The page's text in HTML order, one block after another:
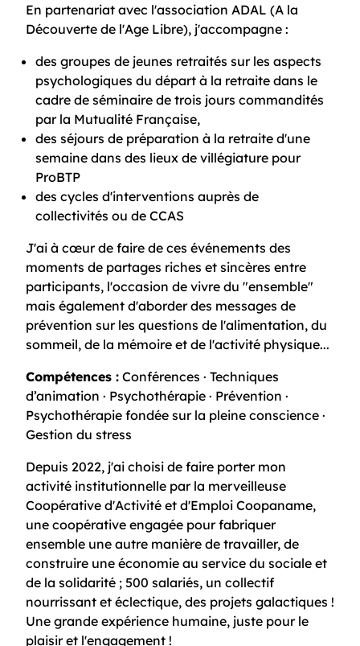
En partenariat avec l'association ADAL (A la
Découverte de l'Age Libre), j'accompagne :
des groupes de jeunes retraités sur les aspects
psychologiques du départ à la retraite dans le
cadre de séminaire de trois jours commandités
par la Mutualité Française,
des séjours de préparation à la retraite d'une
semaine dans des lieux de villégiature pour
ProBTP
des cycles d'interventions auprès de
collectivités ou de CCAS
J'ai à cœur de faire de ces événements des
moments de partages riches et sincères entre
participants, l'occasion de vivre du "ensemble"
mais également d'aborder des messages de
prévention sur les questions de l'alimentation, du
sommeil, de la mémoire et de l'activité physique...
Compétences : Conférences · Techniques
d’animation · Psychothérapie · Prévention ·
Psychothérapie fondée sur la pleine conscience ·
Gestion du stress
Depuis 2022, j'ai choisi de faire porter mon
activité institutionnelle par la merveilleuse
Coopérative d'Activité et d'Emploi Coopaname,
une coopérative engagée pour fabriquer
ensemble une autre manière de travailler, de
construire une économie au service du sociale et
de la solidarité ; 500 salariés, un collectif
nourrissant et éclectique, des projets galactiques !
Une grande expérience humaine, juste pour le
plaisir et l'engagement !